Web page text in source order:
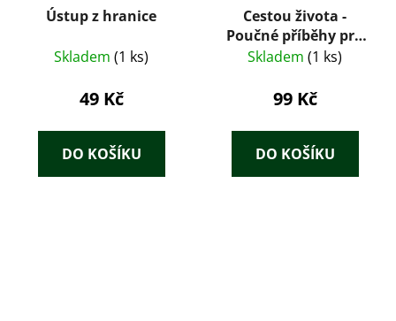
Ústup z hranice
Skladem (1 ks)
49 Kč
DO KOŠÍKU
Cestou života -
Poučné příběhy pro
mladé i staré
Skladem (1 ks)
99 Kč
DO KOŠÍKU